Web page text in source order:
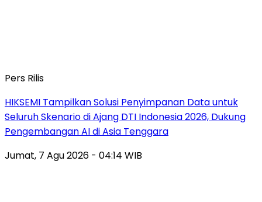
Pers Rilis
HIKSEMI Tampilkan Solusi Penyimpanan Data untuk
Seluruh Skenario di Ajang DTI Indonesia 2026, Dukung
Pengembangan AI di Asia Tenggara
Jumat, 7 Agu 2026 - 04:14 WIB